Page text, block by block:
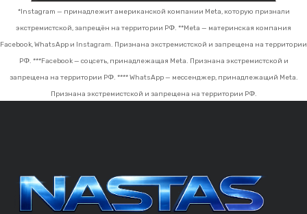
*Instagram — принадлежит американской компании Meta, которую признали
экстремистской, запрещён на территории РФ. **Meta — материнская компания
Facebook, WhatsApp и Instagram. Признана экстремистской и запрещена на территории
РФ. ***Facebook — соцсеть, принадлежащая Meta. Признана экстремистской и
запрещена на территории РФ. **** WhatsApp — мессенджер, принадлежащий Meta.
Признана экстремистской и запрещена на территории РФ.